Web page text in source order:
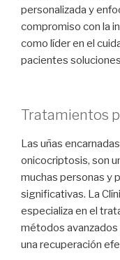
personalizada y
compromiso con la
como líder en el
pacientes
Tratamientos
Las uñas
onicocriptosis, son
muchas personas y
significativas. La
especializa en el
métodos avanzados
una recuperación